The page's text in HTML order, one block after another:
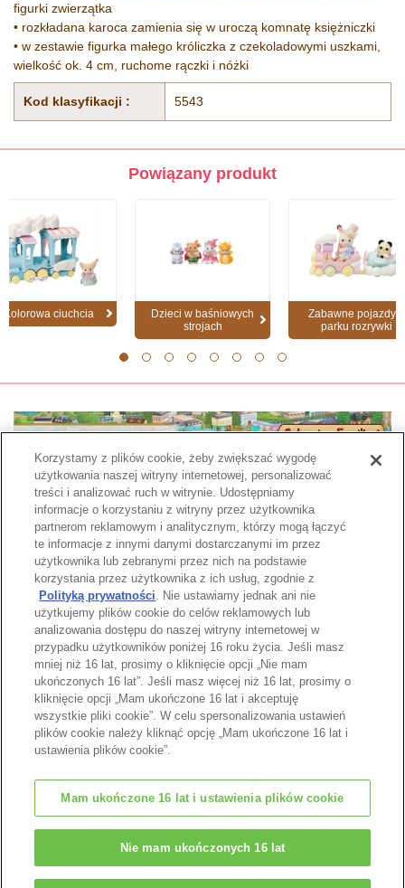
figurki zwierzątka
• rozkładana karoca zamienia się w uroczą komnatę księżniczki
• w zestawie figurka małego króliczka z czekoladowymi uszkami,
wielkość ok. 4 cm, ruchome rączki i nóżki
Kod klasyfikacji : 5543
Powiązany produkt
Kolorowa ciuchcia
Dzieci w baśniowych
strojach
Zabawne pojazdy z
parku rozrywki
Strona katalogu
Góra strony
© EPOCH
Change Region
Korzystamy z plików cookie, żeby zwiększać wygodę
użytkowania naszej witryny internetowej, personalizować
treści i analizować ruch w witrynie. Udostępniamy
informacje o korzystaniu z witryny przez użytkownika
partnerom reklamowym i analitycznym, którzy mogą łączyć
te informacje z innymi danymi dostarczanymi im przez
użytkownika lub zebranymi przez nich na podstawie
korzystania przez użytkownika z ich usług, zgodnie z
Polityką prywatności. Nie ustawiamy jednak ani nie
użytkujemy plików cookie do celów reklamowych lub
analizowania dostępu do naszej witryny internetowej w
przypadku użytkowników poniżej 16 roku życia. Jeśli masz
mniej niż 16 lat, prosimy o kliknięcie opcji „Nie mam
ukończonych 16 lat”. Jeśli masz więcej niż 16 lat, prosimy o
kliknięcie opcji „Mam ukończone 16 lat i akceptuję
wszystkie pliki cookie”. W celu spersonalizowania ustawień
plików cookie należy kliknąć opcję „Mam ukończone 16 lat i
ustawienia plików cookie”.
Mam ukończone 16 lat i ustawienia plików cookie
Nie mam ukończonych 16 lat